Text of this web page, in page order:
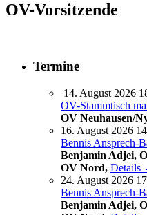
OV-Vorsitzende
Termine
14. August 2026
OV-Stammtisch
OV Neuhausen/
16. August 2026
Bennis Ansprech-
Benjamin Adjei,
OV Nord, Details
24. August 2026
Bennis Ansprech-
Benjamin Adjei,